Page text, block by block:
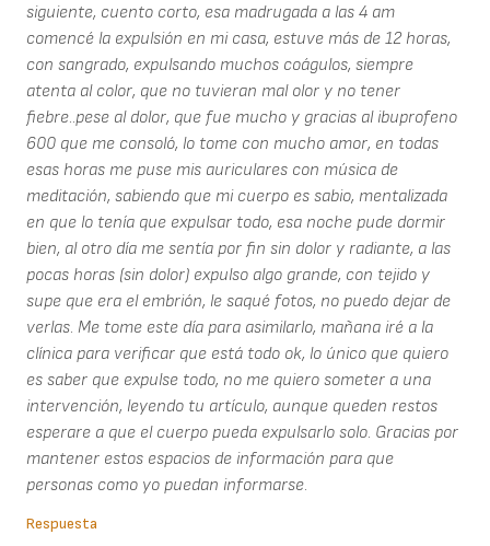
siguiente, cuento corto, esa madrugada a las 4 am
comencé la expulsión en mi casa, estuve más de 12 horas,
con sangrado, expulsando muchos coágulos, siempre
atenta al color, que no tuvieran mal olor y no tener
fiebre..pese al dolor, que fue mucho y gracias al ibuprofeno
600 que me consoló, lo tome con mucho amor, en todas
esas horas me puse mis auriculares con música de
meditación, sabiendo que mi cuerpo es sabio, mentalizada
en que lo tenía que expulsar todo, esa noche pude dormir
bien, al otro día me sentía por fin sin dolor y radiante, a las
pocas horas (sin dolor) expulso algo grande, con tejido y
supe que era el embrión, le saqué fotos, no puedo dejar de
verlas. Me tome este día para asimilarlo, mañana iré a la
clínica para verificar que está todo ok, lo único que quiero
es saber que expulse todo, no me quiero someter a una
intervención, leyendo tu artículo, aunque queden restos
esperare a que el cuerpo pueda expulsarlo solo. Gracias por
mantener estos espacios de información para que
personas como yo puedan informarse.
Respuesta